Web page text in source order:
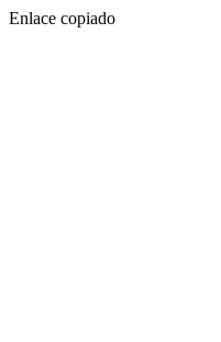
Enlace copiado